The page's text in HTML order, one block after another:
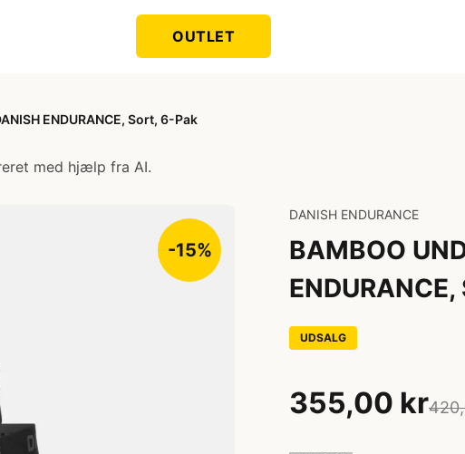
OUTLET
ENDURANCE, Sort, 6-Pak
med hjælp fra AI.
-15%
DANISH ENDURANCE
BAMBOO
UDSALG
355,00 kr